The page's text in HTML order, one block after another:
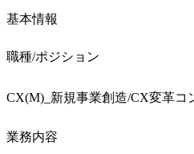
基本情報
職種/ポジション
CX(M)_新規事業創造/CX変革コ
業務内容